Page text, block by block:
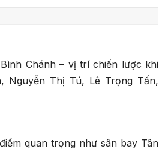
Chánh – vị trí chiến lược khi
Nguyễn Thị Tú, Lê Trọng Tấn,
quan trọng như sân bay Tân